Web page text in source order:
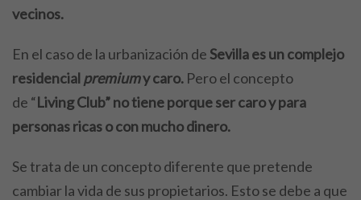
vecinos.
En el caso de la urbanización de Sevilla es un complejo
residencialpremiumy caro. Pero el concepto
de “Living Club” no tiene porque ser caro y para
personas ricas o con mucho dinero.
Se trata de un concepto diferente que pretende
cambiar la vida de sus propietarios. Esto se debe a que